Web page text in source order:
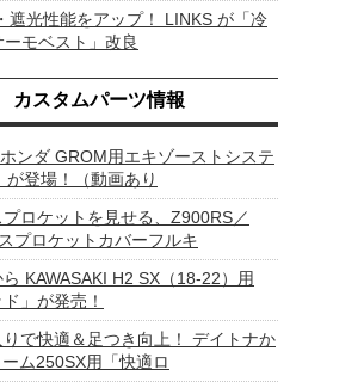
遮光性能をアップ！ LINKS が「冷
モベスト」改良
カスタムパーツ情報
ンダ GROM用エキゾーストシステ
が登場！（動画あり
ロケットを見せる、Z900RS／
プロケットカバーフルキ
KAWASAKI H2 SX（18-22）用
ド」が発売！
で快適＆足つき向上！ デイトナか
ム250SX用「快適ロ